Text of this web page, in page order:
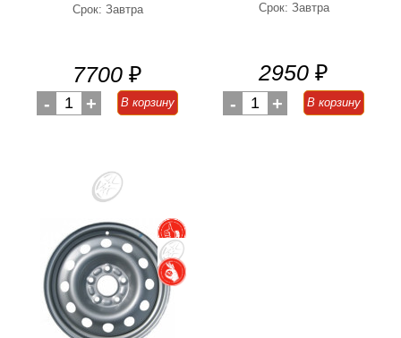
Срок: Завтра
7700 ₽
- 1 + В корзину
Срок: Завтра
2950 ₽
- 1 + В корзину